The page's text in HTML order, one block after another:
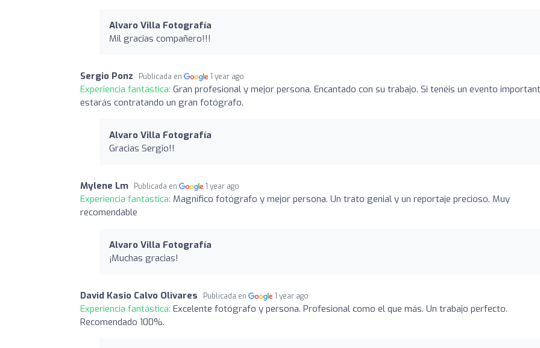
Alvaro Villa Fotografía
Mil gracias compañero!!!
Sergio Ponz Publicada en 1 year ago
Experiencia fantástica: Gran profesional y mejor persona. Encantado con su trabajo. Si tenéis un evento
estarás contratando un gran fotógrafo.
Alvaro Villa Fotografía
Gracias Sergio!!
Mylene Lm Publicada en 1 year ago
Experiencia fantástica: Magnífico fotógrafo y mejor persona. Un trato genial y un reportaje precioso. Muy
recomendable
Alvaro Villa Fotografía
¡Muchas gracias!
David Kasio Calvo Olivares Publicada en 1 year ago
Experiencia fantástica: Excelente fotógrafo y persona. Profesional como el que más. Un trabajo perfecto.
Recomendado 100%.